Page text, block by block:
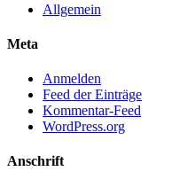
Allgemein
Meta
Anmelden
Feed der Einträge
Kommentar-Feed
WordPress.org
Anschrift